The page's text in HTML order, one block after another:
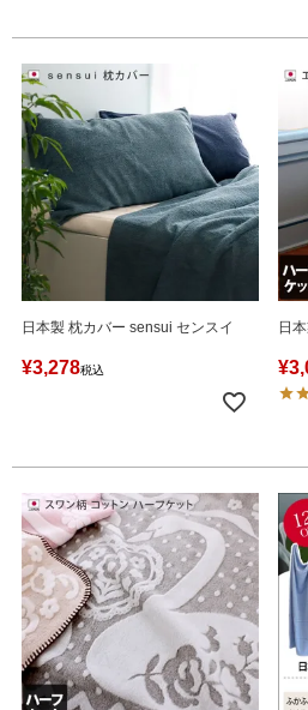
日本製 枕カバー sensui センスイ
¥3,278税込
日
¥